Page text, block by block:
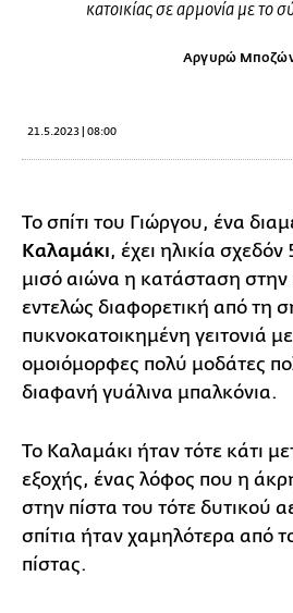
κατοικίας σε αρμονία με το
Αργυρώ
21.5.2023 | 08:00
Το σπίτι του Γιώργου, ένα
Καλαμάκι, έχει ηλικία
μισό αιώνα η κατάσταση στην
εντελώς διαφορετική από τη
πυκνοκατοικημένη γειτονιά με
ομοιόμορφες πολύ μοδάτες
διαφανή γυάλινα μπαλκόνια.
Το Καλαμάκι ήταν τότε κάτι
εξοχής, ένας λόφος που η
στην πίστα του τότε δυτικού
σπίτια ήταν χαμηλότερα από
πίστας.